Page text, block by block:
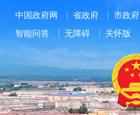
中国政府网 省政府
市政府
智能问答
无障碍 关怀版